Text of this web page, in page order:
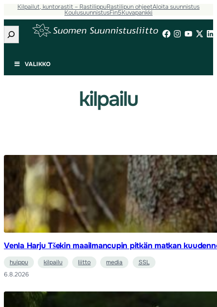
Siirry
sisältöön
Kilpailut, kuntorastit – RastilippuRastilipun ohjeetAloita suunnistus
KoulusuunnistusFin5Kuvapankki
Etsi
VALIKKO
kilpailu
Venla Harju Tšekin maailmancupin pitkän matkan
huippu kilpailu liitto media
SSL
6.8.2026